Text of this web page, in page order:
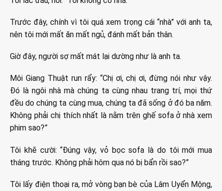
Trước đây, chính vì tôi quá xem trọng cái “nhà” với anh ta,
nên tôi mới mất ăn mất ngủ, đánh mất bản thân.
Giờ đây, người sợ mất mát lại dường như là anh ta.
Môi Giang Thuật run rẩy: “Chị ơi, chị ơi, đừng nói như vậy.
Đó là ngôi nhà mà chúng ta cùng nhau trang trí, mọi thứ
đều do chúng ta cùng mua, chúng ta đã sống ở đó ba năm.
Không phải chị thích nhất là nằm trên ghế sofa ở nhà xem
phim sao?”
Tôi khẽ cười: “Đúng vậy, vỏ bọc sofa là do tôi mới mua
tháng trước. Không phải hôm qua nó bị bẩn rồi sao?”
Tôi lấy điện thoại ra, mở vòng bạn bè của Lâm Uyển Mộng,